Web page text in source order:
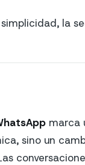
la
marca
sino un